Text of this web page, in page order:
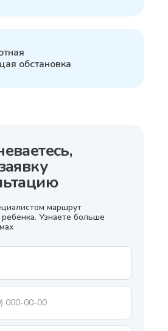
обстановка
маршрут
Узнаете больше